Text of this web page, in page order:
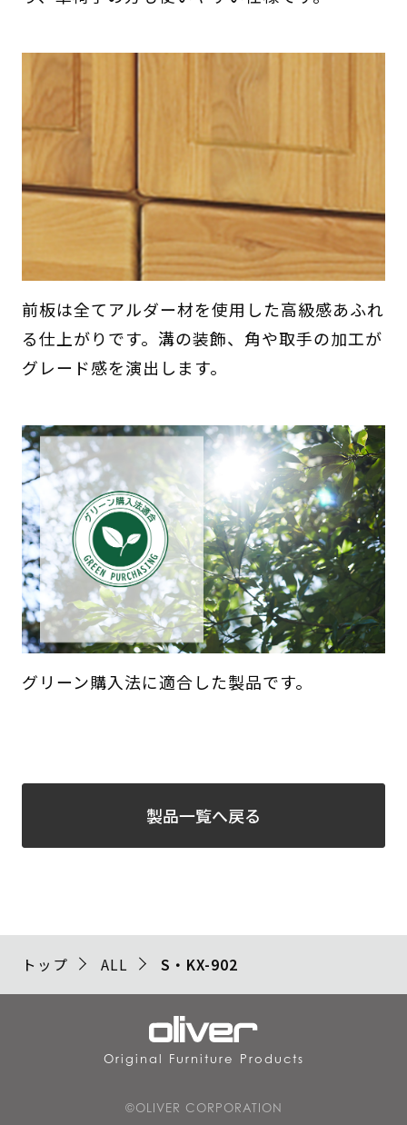
前板は全てアルダー材を使用した高級感あふれ
る仕上がりです。溝の装飾、角や取手の加工が
グレード感を演出します。
グリーン購入法に適合した製品です。
製品一覧へ戻る
トップ ALL S・KX-902
Original Furniture Products
©OLIVER CORPORATION